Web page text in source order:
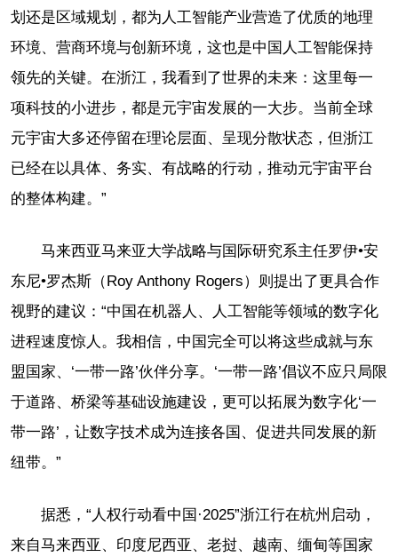
划还是区域规划，都为人工智能产业营造了优质的地理
环境、营商环境与创新环境，这也是中国人工智能保持
领先的关键。在浙江，我看到了世界的未来：这里每一
项科技的小进步，都是元宇宙发展的一大步。当前全球
元宇宙大多还停留在理论层面、呈现分散状态，但浙江
已经在以具体、务实、有战略的行动，推动元宇宙平台
的整体构建。”
马来西亚马来亚大学战略与国际研究系主任罗伊•安
东尼•罗杰斯（Roy Anthony Rogers）则提出了更具合作
视野的建议：“中国在机器人、人工智能等领域的数字化
进程速度惊人。我相信，中国完全可以将这些成就与东
盟国家、‘一带一路’伙伴分享。‘一带一路’倡议不应只局限
于道路、桥梁等基础设施建设，更可以拓展为数字化‘一
带一路’，让数字技术成为连接各国、促进共同发展的新
纽带。”
据悉，“人权行动看中国·2025”浙江行在杭州启动，
来自马来西亚、印度尼西亚、老挝、越南、缅甸等国家